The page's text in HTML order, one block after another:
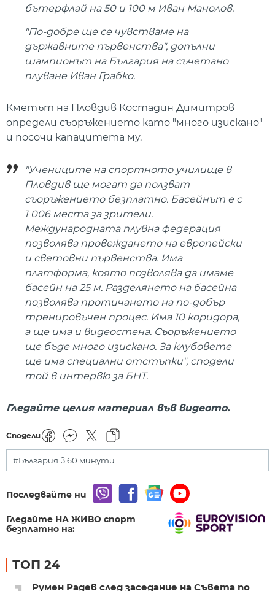
бътерфлай на 50 и 100 м Иван Манолов.
"По-добре ще се чувстваме на
държавните първенства", допълни
шампионът на България на съчетано
плуване Иван Грабко.
Кметът на Пловдив Костадин Димитров
определи съоръжението като "много изискано"
и посочи капацитета му.
"Учениците на спортното училище в
Пловдив ще могат да ползват
съоръжението безплатно. Басейнът е с
1 006 места за зрители.
Международната плувна федерация
позволява провеждането на европейски
и световни първенства. Има
платформа, която позволява да имаме
басейн на 25 м. Разделянето на басейна
позволява протичането на по-добър
тренировъчен процес. Има 10 коридора,
а ще има и видеостена. Съоръжението
ще бъде много изискано. За клубовете
ще има специални отстъпки", сподели
той в интервю за БНТ.
Гледайте целия материал във видеото.
Сподели
#България в 60 минути
Последвайте ни
Гледайте НА ЖИВО спорт
безплатно на:
ТОП 24
Румен Радев след заседание на Съвета по